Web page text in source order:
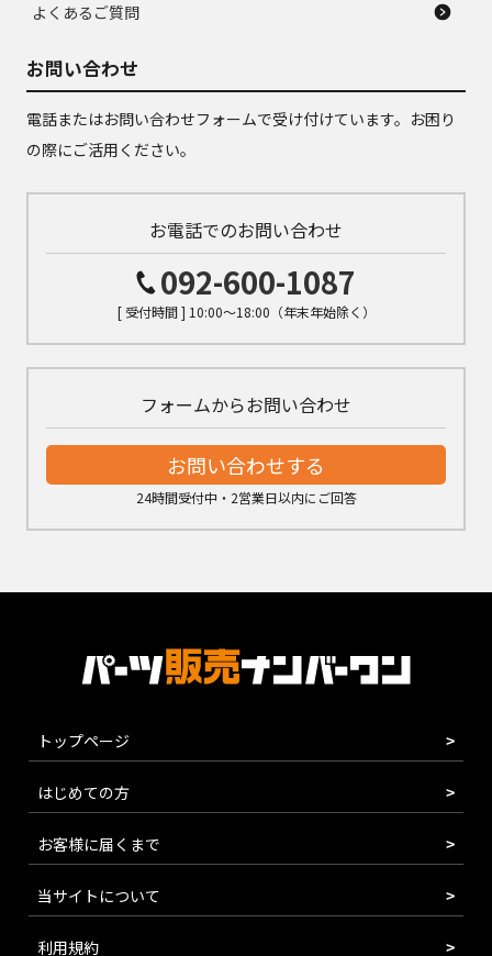
よくあるご質問
お問い合わせ
電話またはお問い合わせフォームで受け付けています。お困り
の際にご活用ください。
お電話でのお問い合わせ
092-600-1087
[ 受付時間 ] 10:00～18:00（年末年始除く）
フォームからお問い合わせ
お問い合わせする
24時間受付中・2営業日以内にご回答
トップページ
はじめての方
お客様に届くまで
当サイトについて
利用規約